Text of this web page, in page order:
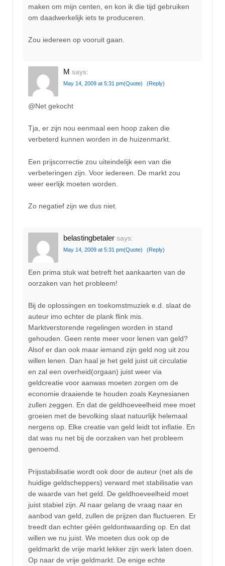
maken om mijn centen, en kon ik die tijd gebruiken
om daadwerkelijk iets te produceren.
Zou iedereen op vooruit gaan.
M says:
May 14, 2009 at 5:31 pm(Quote) (Reply)
@Net gekocht
Tja, er zijn nou eenmaal een hoop zaken die
verbeterd kunnen worden in de huizenmarkt.
Een prijscorrectie zou uiteindelijk een van die
verbeteringen zijn. Voor iedereen. De markt zou
weer eerlijk moeten worden.
Zo negatief zijn we dus niet.
belastingbetaler says:
May 14, 2009 at 5:31 pm(Quote) (Reply)
Een prima stuk wat betreft het aankaarten van de
oorzaken van het probleem!
Bij de oplossingen en toekomstmuziek e.d. slaat de
auteur imo echter de plank flink mis.
Marktverstorende regelingen worden in stand
gehouden. Geen rente meer voor lenen van geld?
Alsof er dan ook maar iemand zijn geld nog uit zou
willen lenen. Dan haal je het geld juist uit circulatie
en zal een overheid(orgaan) juist weer via
geldcreatie voor aanwas moeten zorgen om de
economie draaiende te houden zoals Keynesianen
zullen zeggen. En dat de geldhoeveelheid mee moet
groeien met de bevolking slaat natuurlijk helemaal
nergens op. Elke creatie van geld leidt tot inflatie. En
dat was nu net bij de oorzaken van het probleem
genoemd.
Prijsstabilisatie wordt ook door de auteur (net als de
huidige geldscheppers) verward met stabilisatie van
de waarde van het geld. De geldhoeveelheid moet
juist stabiel zijn. Al naar gelang de vraag naar en
aanbod van geld, zullen de prijzen dan fluctueren. Er
treedt dan echter géén geldontwaarding op. En dat
willen we nu juist. We moeten dus ook op de
geldmarkt de vrije markt lekker zijn werk laten doen.
Op naar de vrije geldmarkt. De enige echte